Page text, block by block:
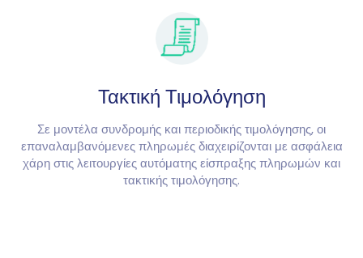
Τακτική Τιμολόγηση
Σε μοντέλα συνδρομής και περιοδικής τιμολόγησης, οι
επαναλαμβανόμενες πληρωμές διαχειρίζονται με ασφάλεια
χάρη στις λειτουργίες αυτόματης είσπραξης πληρωμών και
τακτικής τιμολόγησης.